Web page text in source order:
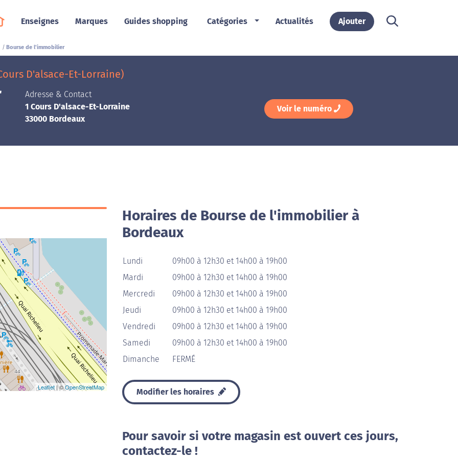
Enseignes Marques Guides shopping Catégories Actualités Ajouter
Bourse de l'immobilier
D'alsace-Et-Lorraine)
Adresse & Contact
1 Cours D'alsace-Et-Lorraine
33000 Bordeaux
Voir le numéro
Leaflet | ©OpenStreetMap
Horaires de Bourse de l'immobilier à
Bordeaux
Lundi
09h00 à 12h30 et 14h00 à 19h00
Mardi
09h00 à 12h30 et 14h00 à 19h00
Mercredi
09h00 à 12h30 et 14h00 à 19h00
Jeudi
09h00 à 12h30 et 14h00 à 19h00
Vendredi
09h00 à 12h30 et 14h00 à 19h00
Samedi
09h00 à 12h30 et 14h00 à 19h00
Dimanche
FERMÉ
Modifier les horaires
Pour savoir si votre magasin est ouvert ces jours,
contactez-le !